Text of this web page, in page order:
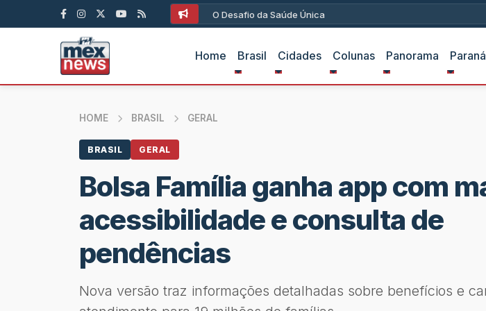
O Desafio da Saúde Única
Home Brasil Cidades Colunas Panorama Paraná
HOME BRASIL GERAL
BRASIL GERAL
Bolsa Família ganha app com
acessibilidade e consulta de
pendências
Nova versão traz informações detalhadas sobre benefícios e